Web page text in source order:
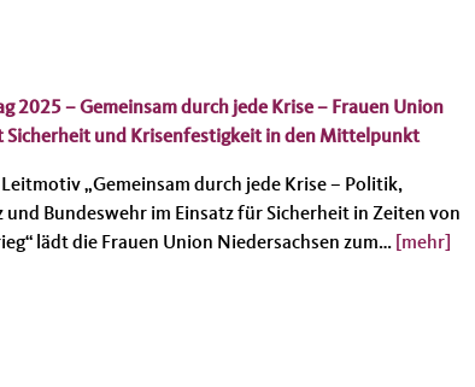
2025 – Gemeinsam durch jede Krise – Frauen Union
Sicherheit und Krisenfestigkeit in den Mittelpunkt
„Gemeinsam durch jede Krise – Politik,
Bundeswehr im Einsatz für Sicherheit in Zeiten von
lädt die Frauen Union Niedersachsen zum… [mehr]